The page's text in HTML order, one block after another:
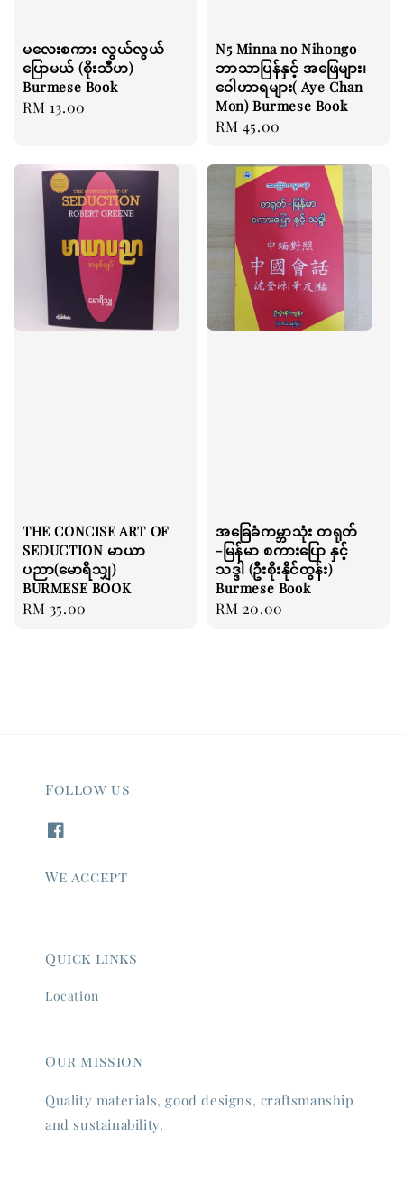
မလေးစကား လွယ်လွယ်
ပြောမယ် (စိုးသီဟ)
Burmese Book
Regular
RM 13.00
N5 Minna no Nihongo
ဘာသာပြန်နှင့် အဖြေများ၊
ဝေါဟာရများ( Aye Chan
Mon) Burmese Book
Regular
RM 45.00
THE CONCISE ART OF
SEDUCTION မာယာ
ပညာ(မောရိသျှ)
BURMESE BOOK
Regular
RM 35.00
အခြေခံကမ္ဘာသုံး တရုတ်
-မြန်မာ စကားပြော နှင့်
သဒ္ဒါ (ဦးစိုးနိုင်ထွန်း)
Burmese Book
Regular
RM 20.00
Follow us
We accept
Quick links
Location
Our mission
Quality materials, good designs, craftsmanship
and sustainability.